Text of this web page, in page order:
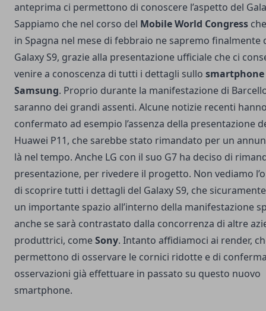
anteprima ci permettono di conoscere l’aspetto del
Sappiamo che nel corso del Mobile World Congress
in Spagna nel mese di febbraio ne sapremo finalmente
Galaxy S9, grazie alla presentazione ufficiale che ci
venire a conoscenza di tutti i dettagli sullo
Samsung. Proprio durante la manifestazione di
saranno dei grandi assenti. Alcune notizie recenti
confermato ad esempio l’assenza della presentazione
Huawei P11, che sarebbe stato rimandato per un
là nel tempo. Anche LG con il suo G7 ha deciso di
presentazione, per rivedere il progetto. Non vediamo
di scoprire tutti i dettagli del Galaxy S9, che
un importante spazio all’interno della manifestazione
anche se sarà contrastato dalla concorrenza di altre
produttrici, comeSony. Intanto affidiamoci ai render,
permettono di osservare le cornici ridotte e di
osservazioni già effettuare in passato su questo nuovo
smartphone.